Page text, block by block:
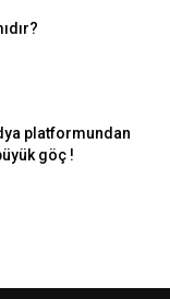
platformundan
göç !